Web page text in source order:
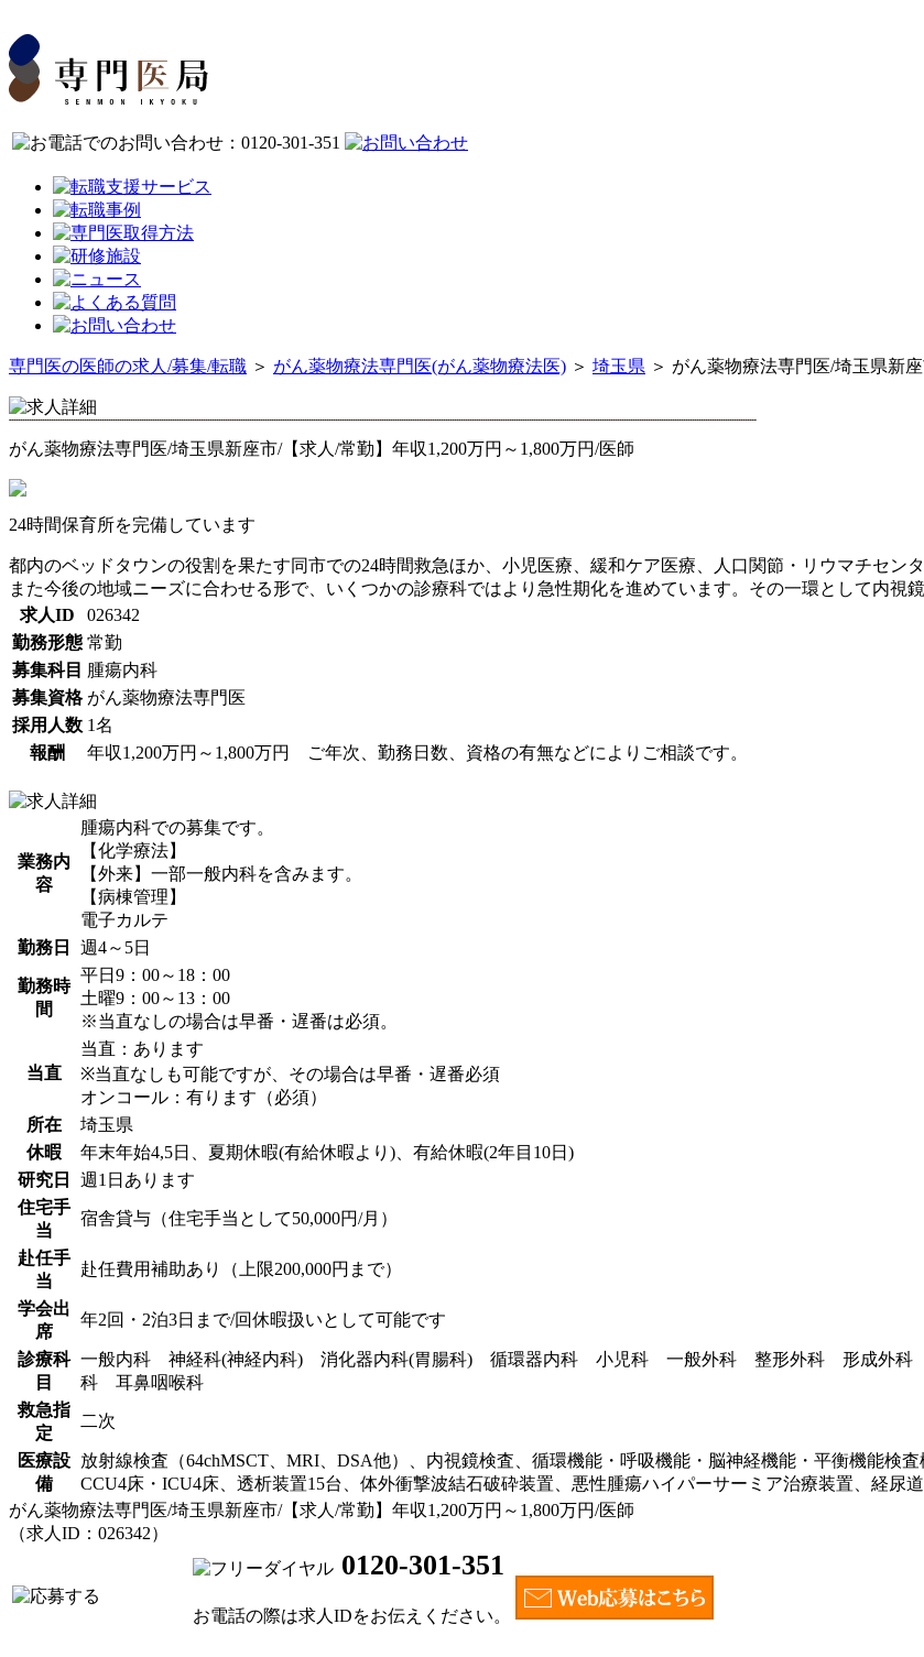
専門医の医師の求人/募集/転職 ＞ がん薬物療法専門医(がん薬物療法医) ＞ 埼玉県 ＞ がん薬物療法専門医/埼玉県新
がん薬物療法専門医/埼玉県新座市/【求人/常勤】年収1,200万円～1,800万円/医師
24時間保育所を完備しています
都内のベッドタウンの役割を果たす同市での24時間救急ほか、小児医療、緩和ケア医療、人口関節・リウマチセン
また今後の地域ニーズに合わせる形で、いくつかの診療科ではより急性期化を進めています。その一環として内視
求人ID
026342
勤務形態 常勤
募集科目 腫瘍内科
募集資格 がん薬物療法専門医
採用人数 1名
報酬
年収1,200万円～1,800万円 ご年次、勤務日数、資格の有無などによりご相談です。
業務内
容
腫瘍内科での募集です。
【化学療法】
【外来】一部一般内科を含みます。
【病棟管理】
電子カルテ
勤務日
週4～5日
勤務時
間
平日9：00～18：00
土曜9：00～13：00
※当直なしの場合は早番・遅番は必須。
当直
当直：あります
※当直なしも可能ですが、その場合は早番・遅番必須
オンコール：有ります（必須）
所在
埼玉県
休暇
年末年始4,5日、夏期休暇(有給休暇より)、有給休暇(2年目10日)
研究日
週1日あります
住宅手
当
宿舎貸与（住宅手当として50,000円/月）
赴任手
当
赴任費用補助あり（上限200,000円まで）
学会出
席
年2回・2泊3日まで/回休暇扱いとして可能です
診療科
目
一般内科 神経科(神経内科) 消化器内科(胃腸科) 循環器内科 小児科 一般外科 整形外科 形成
科 耳鼻咽喉科
救急指
定
二次
医療設
備
放射線検査（64chMSCT、MRI、DSA他）、内視鏡検査、循環機能・呼吸機能・脳神経機能・平衡機能検査
CCU4床・ICU4床、透析装置15台、体外衝撃波結石破砕装置、悪性腫瘍ハイパーサーミア治療装置、経尿
がん薬物療法専門医/埼玉県新座市/【求人/常勤】年収1,200万円～1,800万円/医師
（求人ID：026342）
0120-301-351
お電話の際は求人IDをお伝えください。